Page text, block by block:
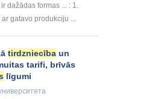
ir dažādas formas ... : 1.
ar gatavo produkciju ...
tirdzniecība un
tarifi, brīvās
līgumi